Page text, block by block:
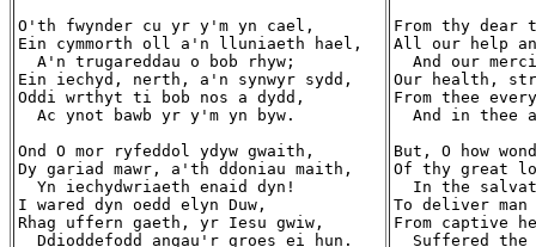
O'th fwynder cu yr y'm yn cael,
Ein cymmorth oll a'n lluniaeth hael,
  A'n trugareddau o bob rhyw;
Ein iechyd, nerth, a'n synwyr sydd,
Oddi wrthyt ti bob nos a dydd,
  Ac ynot bawb yr y'm yn byw.
Ond O mor ryfeddol ydyw gwaith,
Dy gariad mawr, a'th ddoniau maith,
  Yn iechydwriaeth enaid dyn!
I wared dyn oedd elyn Duw,
Rhag uffern gaeth, yr Iesu gwiw,
  Ddioddefodd angau'r groes ei hun.
From thy dear
All our help
And our
Our health,
From thee
And in thee
But, O how
Of thy great
In the
To deliver man
From captive
Suffered the